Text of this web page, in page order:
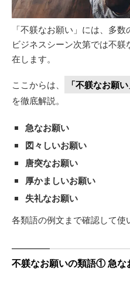
「不躾なお願い」には、多
ビジネスシーン次第では不
在します。
ここからは、 「不躾なお願
を徹底解説。
急なお願い
図々しいお願い
唐突なお願い
厚かましいお願い
失礼なお願い
各類語の例文まで確認して使
不躾なお願いの類語① 急な